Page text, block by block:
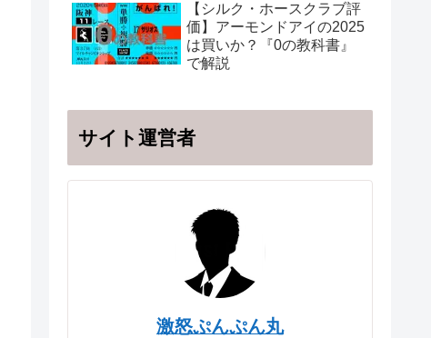
【シルク・ホースクラブ評
価】アーモンドアイの2025
は買いか？『0の教科書』
で解説
サイト運営者
激怒ぷんぷん丸